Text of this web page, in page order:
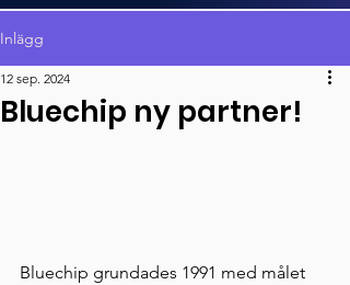
Inlägg
Bluechip ny partner!
12 sep. 2024
Bluechip grundades 1991 med målet